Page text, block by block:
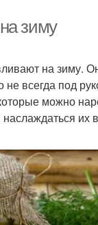
зиму
на зиму.
всегда под
можно